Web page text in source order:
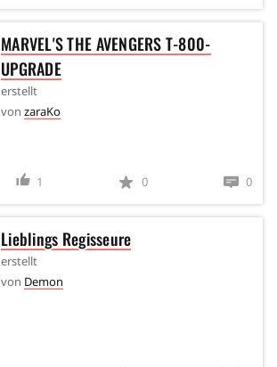
MARVEL'S THE AVENGERS T-800-
UPGRADE
erstellt
von zaraKo
1 0 0
Lieblings Regisseure
erstellt
von Demon